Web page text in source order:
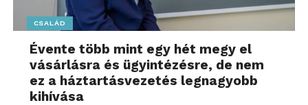
CSALÁD
Évente több mint egy hét megy el
vásárlásra és ügyintézésre, de nem
ez a háztartásvezetés legnagyobb
kihívása